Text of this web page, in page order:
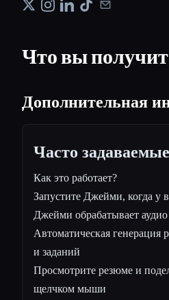
Что вы
Дополнительная
Часто
Как это работает?
Запустите Джейми, когда у
Джейми обрабатывает аудио
Автоматическая генерация
и заданий
Просмотрите резюме и
щелчком мыши